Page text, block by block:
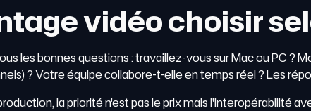
vidéo choisir
les bonnes questions : travaillez-vous sur Mac ou PC ?
? Votre équipe collabore-t-elle en temps réel ? Les
la priorité n'est pas le prix mais l'interopérabilité